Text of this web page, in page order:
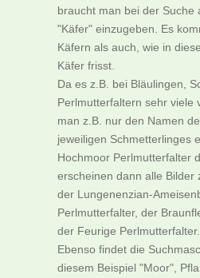
braucht man bei der Suche
"Käfer" einzugeben. Es
Käfern als auch, wie in
Käfer frisst.
Da es z.B. bei Bläulingen,
Perlmutterfaltern sehr viele
man z.B. nur den Namen
jeweiligen Schmetterlinges
Hochmoor Perlmutterfalter
erscheinen dann alle Bilder
der Lungenenzian-
Perlmutterfalter, der
der Feurige Perlmutterfalter.
Ebenso findet die
diesem Beispiel "Moor",